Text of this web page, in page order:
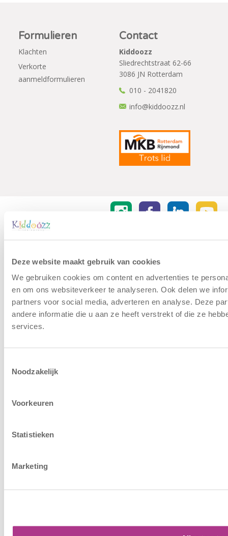
Deze website maakt gebruik van cookies
We gebruiken cookies om content en advertenties te
en om ons websiteverkeer te analyseren. Ook delen we
partners voor social media, adverteren en analyse. Deze
andere informatie die u aan ze heeft verstrekt of die ze
services.
Noodzakelijk
Voorkeuren
Statistieken
Marketing
Formulieren
Klachten
Verkorte
aanmeldformulieren
Contact
Kiddoozz
Sliedrechtstraat 62-66
3086 JN Rotterdam
010 - 2041820
info@kiddoozz.nl
© Copyright - Kiddoozz